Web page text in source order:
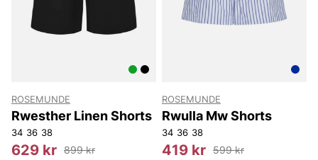
ROSEMUNDE
Rwesther Linen Shorts
34 36 38
629 kr 899 kr
ROSEMUNDE
Rwulla Mw Shorts
34 36 38
419 kr 599 kr